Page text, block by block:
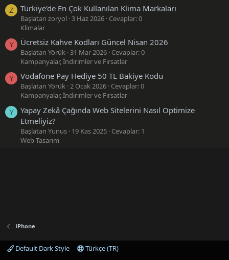
Z Türkiye'de En Çok Kullanılan Klima Markaları
Başlatan zoryol 3 Haz 2026 Cevaplar: 0
Klimalar
Y Ücretsiz Kahve Kodları Güncel Nisan 2026
Başlatan Yörük 31 Mar 2026 Cevaplar: 0
Kampanyalar, İndirimler ve Fırsatlar
Y Vodafone Pay Hediye 50 TL Bakiye Kodu
Başlatan Yörük 2 Ocak 2026 Cevaplar: 0
Kampanyalar, İndirimler ve Fırsatlar
Y
Yapay Zekâ Çağında Web Sitelerini Nasıl Optimize
Etmeliyiz?
Başlatan Yunus 19 Kas 2025 Cevaplar: 1
Web Tasarım
iPhone
Default Dark Style
Türkçe (TR)